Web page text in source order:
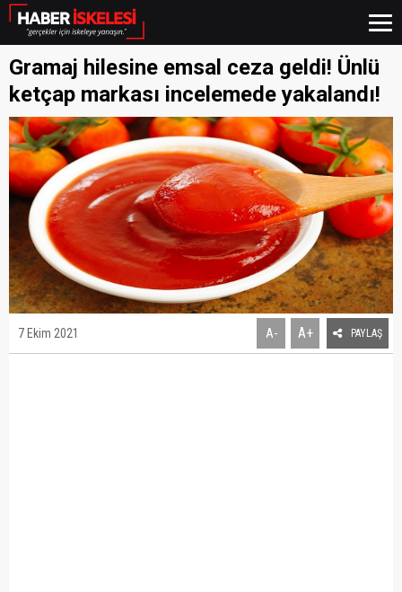
Gramaj hilesine emsal ceza geldi! Ünlü
ketçap markası incelemede yakalandı!
7 Ekim 2021 A- A+ PAYLAŞ